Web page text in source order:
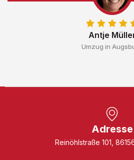
Antje
Umzug in
Adresse
Reinöhlstraße 101,